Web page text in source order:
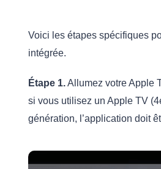
Voici les étapes spécifiques
intégrée.
Étape 1.Allumez votre Apple
si vous utilisez un Apple TV
génération, l’application doit